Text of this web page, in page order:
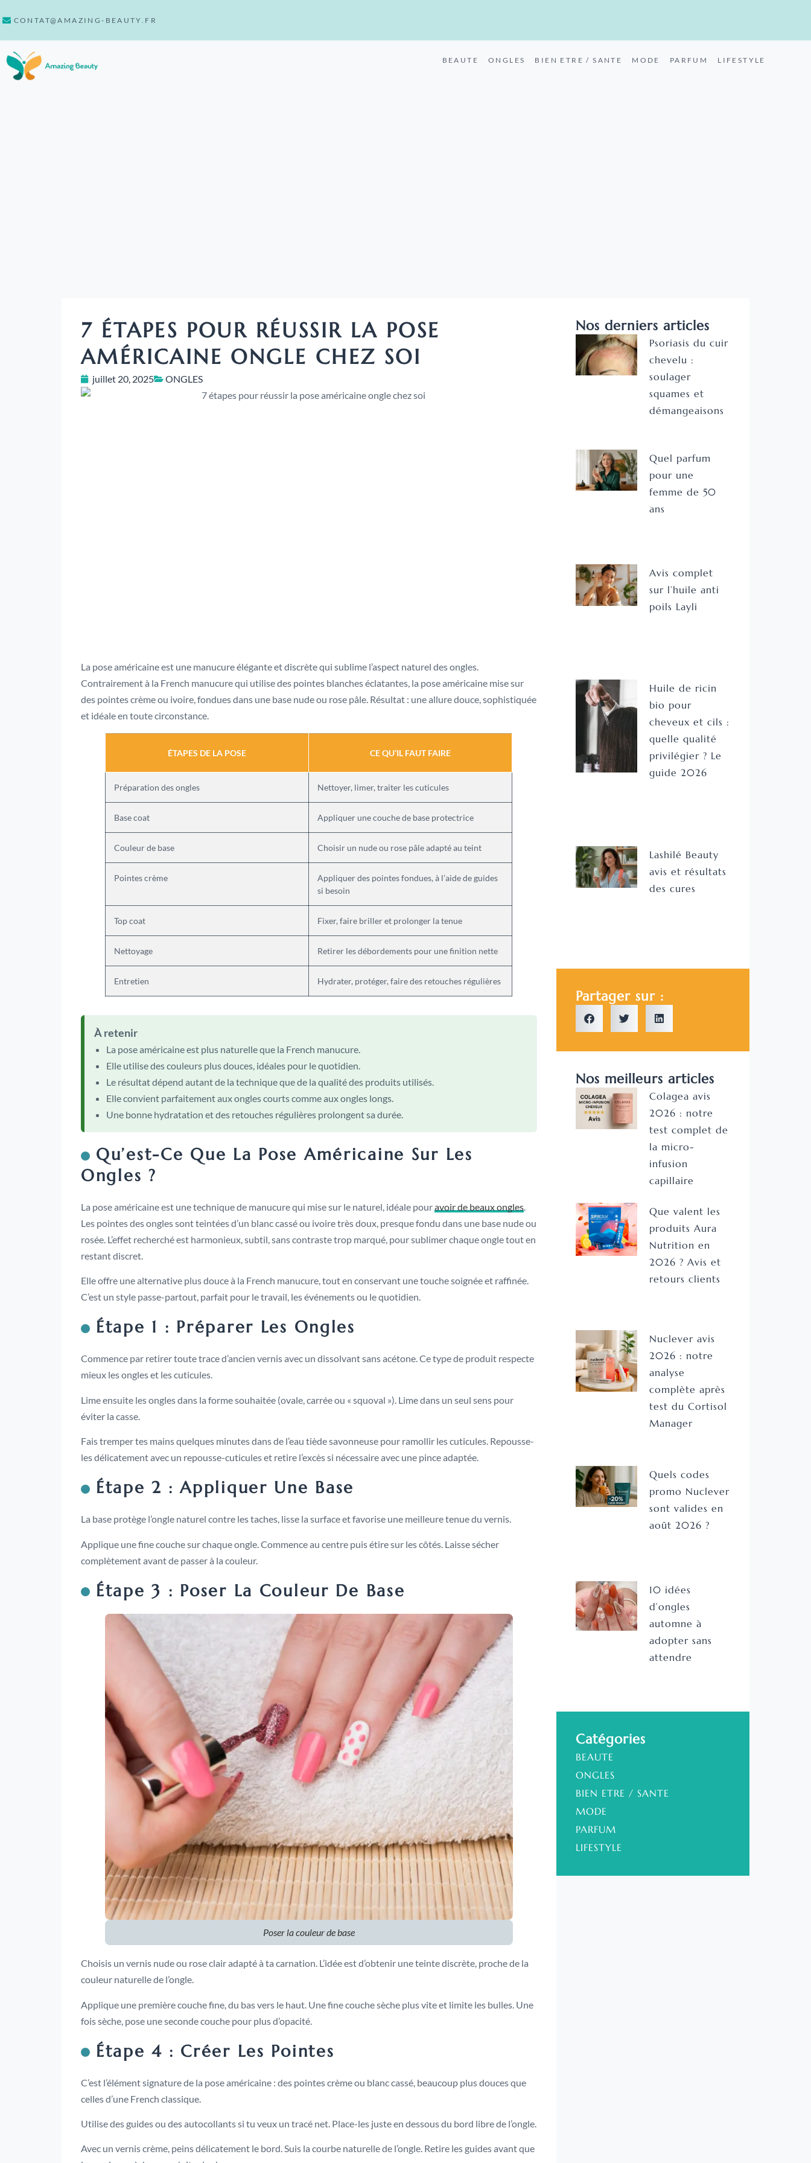
CONTAT@AMAZING-BEAUTY.FR
BEAUTE ONGLES BIEN ETRE / SANTE MODE PARFUM LIFESTYLE
7 ÉTAPES POUR RÉUSSIR LA POSE
AMÉRICAINE ONGLE CHEZ SOI
juillet 20, 2025 ONGLES
La pose américaine est une manucure élégante et discrète qui sublime l’aspect naturel des ongles.
Contrairement à la French manucure qui utilise des pointes blanches éclatantes, la pose américaine mise sur
des pointes crème ou ivoire, fondues dans une base nude ou rose pâle. Résultat : une allure douce, sophistiquée
et idéale en toute circonstance.
ÉTAPES DE LA POSE CE QU’IL FAUT FAIRE
Préparation des ongles Nettoyer, limer, traiter les cuticules
Base coat Appliquer une couche de base protectrice
Couleur de base Choisir un nude ou rose pâle adapté au teint
Pointes crème
Appliquer des pointes fondues, à l’aide de guides
si besoin
Top coat Fixer, faire briller et prolonger la tenue
Nettoyage Retirer les débordements pour une finition nette
Entretien Hydrater, protéger, faire des retouches régulières
À retenir
La pose américaine est plus naturelle que la French manucure.
Elle utilise des couleurs plus douces, idéales pour le quotidien.
Le résultat dépend autant de la technique que de la qualité des produits utilisés.
Elle convient parfaitement aux ongles courts comme aux ongles longs.
Une bonne hydratation et des retouches régulières prolongent sa durée.
Qu’est-Ce Que La Pose Américaine Sur Les
Ongles ?
La pose américaine est une technique de manucure qui mise sur le naturel, idéale pouravoir de beaux ongles.
Les pointes des ongles sont teintées d’un blanc cassé ou ivoire très doux, presque fondu dans une base nude ou
rosée. L’effet recherché est harmonieux, subtil, sans contraste trop marqué, pour sublimer chaque ongle tout en
restant discret.
Elle offre une alternative plus douce à la French manucure, tout en conservant une touche soignée et raffinée.
C’est un style passe-partout, parfait pour le travail, les événements ou le quotidien.
Étape 1 : Préparer Les Ongles
Commence par retirer toute trace d’ancien vernis avec un dissolvant sans acétone. Ce type de produit respecte
mieux les ongles et les cuticules.
Lime ensuite les ongles dans la forme souhaitée (ovale, carrée ou « squoval »). Lime dans un seul sens pour
éviter la casse.
Fais tremper tes mains quelques minutes dans de l’eau tiède savonneuse pour ramollir les cuticules. Repousse-
les délicatement avec un repousse-cuticules et retire l’excès si nécessaire avec une pince adaptée.
Étape 2 : Appliquer Une Base
La base protège l’ongle naturel contre les taches, lisse la surface et favorise une meilleure tenue du vernis.
Applique une fine couche sur chaque ongle. Commence au centre puis étire sur les côtés. Laisse sécher
complètement avant de passer à la couleur.
Étape 3 : Poser La Couleur De Base
Poser la couleur de base
Choisis un vernis nude ou rose clair adapté à ta carnation. L’idée est d’obtenir une teinte discrète, proche de la
couleur naturelle de l’ongle.
Applique une première couche fine, du bas vers le haut. Une fine couche sèche plus vite et limite les bulles. Une
fois sèche, pose une seconde couche pour plus d’opacité.
Étape 4 : Créer Les Pointes
C’est l’élément signature de la pose américaine : des pointes crème ou blanc cassé, beaucoup plus douces que
celles d’une French classique.
Utilise des guides ou des autocollants si tu veux un tracé net. Place-les juste en dessous du bord libre de l’ongle.
Avec un vernis crème, peins délicatement le bord. Suis la courbe naturelle de l’ongle. Retire les guides avant que
Nos derniers articles
Psoriasis du cuir
chevelu :
soulager
squames et
démangeaisons
Quel parfum
pour une
femme de 50
ans
Avis complet
sur l’huile anti
poils Layli
Huile de ricin
bio pour
cheveux et cils :
quelle qualité
privilégier ? Le
guide 2026
Lashilé Beauty
avis et résultats
des cures
Partager sur :
Nos meilleurs articles
Colagea avis
2026 : notre
test complet de
la micro-
infusion
capillaire
Que valent les
produits Aura
Nutrition en
2026 ? Avis et
retours clients
Nuclever avis
2026 : notre
analyse
complète après
test du Cortisol
Manager
Quels codes
promo Nuclever
sont valides en
août 2026 ?
10 idées
d’ongles
automne à
adopter sans
attendre
Catégories
BEAUTE
ONGLES
BIEN ETRE / SANTE
MODE
PARFUM
LIFESTYLE